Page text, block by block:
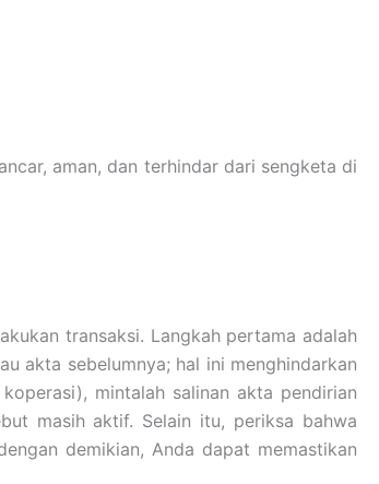
aman, dan terhindar dari sengketa di
transaksi. Langkah pertama adalah
akta sebelumnya; hal ini menghindarkan
mintalah salinan akta pendirian
masih aktif. Selain itu, periksa bahwa
demikian, Anda dapat memastikan